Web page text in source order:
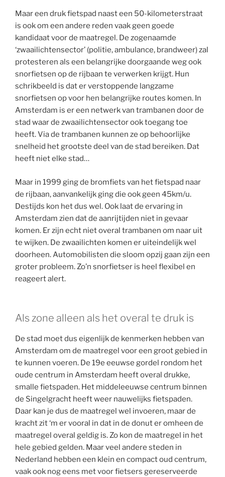
Maar een druk fietspad naast een 50-kilometerstraat
is ook om een andere reden vaak geen goede
kandidaat voor de maatregel. De zogenaamde
‘zwaailichtensector’ (politie, ambulance, brandweer) zal
protesteren als een belangrijke doorgaande weg ook
snorfietsen op de rijbaan te verwerken krijgt. Hun
schrikbeeld is dat er verstoppende langzame
snorfietsen op voor hen belangrijke routes komen. In
Amsterdam is er een netwerk van trambanen door de
stad waar de zwaailichtensector ook toegang toe
heeft. Via de trambanen kunnen ze op behoorlijke
snelheid het grootste deel van de stad bereiken. Dat
heeft niet elke stad…
Maar in 1999 ging de bromfiets van het fietspad naar
de rijbaan, aanvankelijk ging die ook geen 45km/u.
Destijds kon het dus wel. Ook laat de ervaring in
Amsterdam zien dat de aanrijtijden niet in gevaar
komen. Er zijn echt niet overal trambanen om naar uit
te wijken. De zwaailichten komen er uiteindelijk wel
doorheen. Automobilisten die sloom opzij gaan zijn een
groter probleem. Zo’n snorfietser is heel flexibel en
reageert alert.
Als zone alleen als het overal te druk is
De stad moet dus eigenlijk de kenmerken hebben van
Amsterdam om de maatregel voor een groot gebied in
te kunnen voeren. De 19e eeuwse gordel rondom het
oude centrum in Amsterdam heeft overal drukke,
smalle fietspaden. Het middeleeuwse centrum binnen
de Singelgracht heeft weer nauwelijks fietspaden.
Daar kan je dus de maatregel wel invoeren, maar de
kracht zit ‘m er vooral in dat in de donut er omheen de
maatregel overal geldig is. Zo kon de maatregel in het
hele gebied gelden. Maar veel andere steden in
Nederland hebben een klein en compact oud centrum,
vaak ook nog eens met voor fietsers gereserveerde